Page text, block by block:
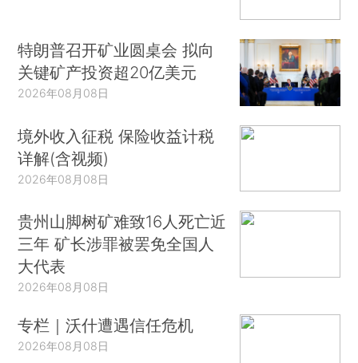
特朗普召开矿业圆桌会 拟向
关键矿产投资超20亿美元
2026年08月08日
境外收入征税 保险收益计税
详解(含视频)
2026年08月08日
贵州山脚树矿难致16人死亡近
三年 矿长涉罪被罢免全国人
大代表
2026年08月08日
专栏｜沃什遭遇信任危机
2026年08月08日